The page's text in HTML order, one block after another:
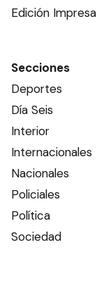
Edición Impresa
Secciones
Deportes
Día Seis
Interior
Internacionales
Nacionales
Policiales
Política
Sociedad